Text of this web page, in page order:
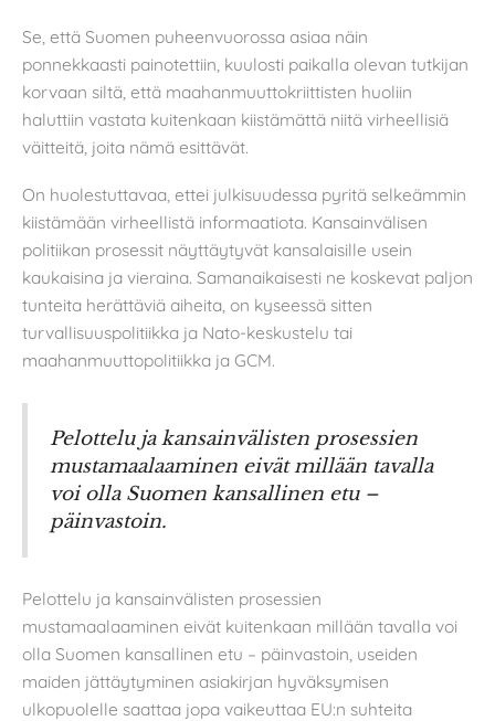
Se, että Suomen puheenvuorossa asiaa näin
ponnekkaasti painotettiin, kuulosti paikalla olevan tutkijan
korvaan siltä, että maahanmuuttokriittisten huoliin
haluttiin vastata kuitenkaan kiistämättä niitä virheellisiä
väitteitä, joita nämä esittävät.
On huolestuttavaa, ettei julkisuudessa pyritä selkeämmin
kiistämään virheellistä informaatiota. Kansainvälisen
politiikan prosessit näyttäytyvät kansalaisille usein
kaukaisina ja vieraina. Samanaikaisesti ne koskevat paljon
tunteita herättäviä aiheita, on kyseessä sitten
turvallisuuspolitiikka ja Nato-keskustelu tai
maahanmuuttopolitiikka ja GCM.
Pelottelu ja kansainvälisten prosessien
mustamaalaaminen eivät millään tavalla
voi olla Suomen kansallinen etu –
päinvastoin.
Pelottelu ja kansainvälisten prosessien
mustamaalaaminen eivät kuitenkaan millään tavalla voi
olla Suomen kansallinen etu – päinvastoin, useiden
maiden jättäytyminen asiakirjan hyväksymisen
ulkopuolelle saattaa jopa vaikeuttaa EU:n suhteita